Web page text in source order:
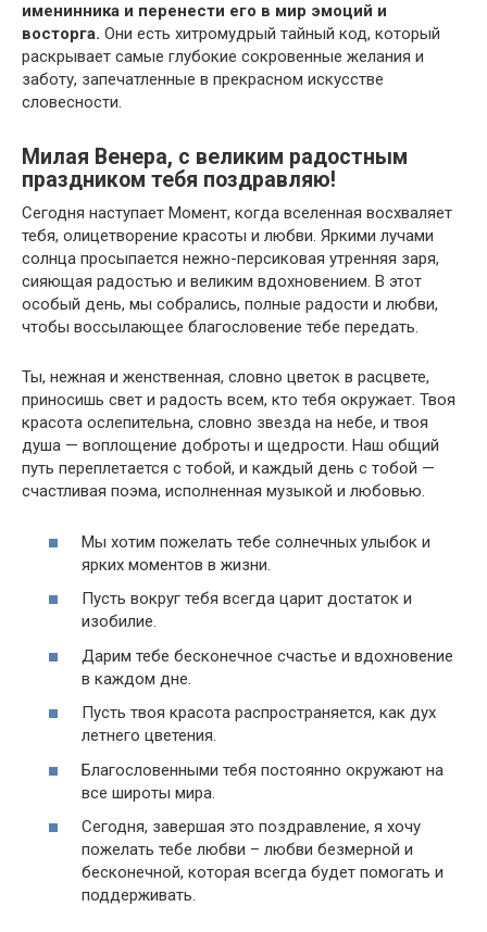
именинника и перенести его в мир эмоций и
восторга. Они есть хитромудрый тайный код, который
раскрывает самые глубокие сокровенные желания и
заботу, запечатленные в прекрасном искусстве
словесности.
Милая Венера, с великим радостным
праздником тебя поздравляю!
Сегодня наступает Момент, когда вселенная восхваляет
тебя, олицетворение красоты и любви. Яркими лучами
солнца просыпается нежно-персиковая утренняя заря,
сияющая радостью и великим вдохновением. В этот
особый день, мы собрались, полные радости и любви,
чтобы воссылающее благословение тебе передать.
Ты, нежная и женственная, словно цветок в расцвете,
приносишь свет и радость всем, кто тебя окружает. Твоя
красота ослепительна, словно звезда на небе, и твоя
душа — воплощение доброты и щедрости. Наш общий
путь переплетается с тобой, и каждый день с тобой —
счастливая поэма, исполненная музыкой и любовью.
Мы хотим пожелать тебе солнечных улыбок и
ярких моментов в жизни.
Пусть вокруг тебя всегда царит достаток и
изобилие.
Дарим тебе бесконечное счастье и вдохновение
в каждом дне.
Пусть твоя красота распространяется, как дух
летнего цветения.
Благословенными тебя постоянно окружают на
все широты мира.
Сегодня, завершая это поздравление, я хочу
пожелать тебе любви – любви безмерной и
бесконечной, которая всегда будет помогать и
поддерживать.